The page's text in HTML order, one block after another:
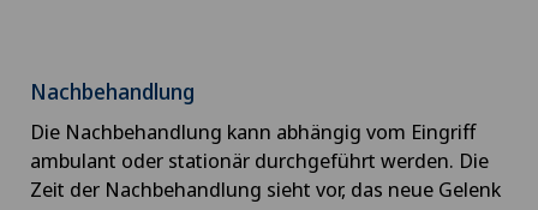
Nachbehandlung
Die Nachbehandlung kann abhängig vom Eingriff
ambulant oder stationär durchgeführt werden. Die
Zeit der Nachbehandlung sieht vor, das neue Gelenk